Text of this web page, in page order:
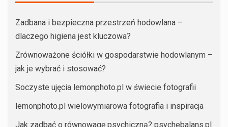
Zadbana i bezpieczna przestrzeń hodowlana –
dlaczego higiena jest kluczowa?
Zrównoważone ściółki w gospodarstwie hodowlanym –
jak je wybrać i stosować?
Soczyste ujęcia lemonphoto.pl w świecie fotografii
lemonphoto.pl wielowymiarowa fotografia i inspiracja
Jak zadbać o równowagę psychiczną? psychebalans.pl